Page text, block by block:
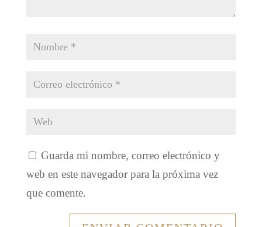
Guarda mi nombre, correo electrónico y
web en este navegador para la próxima vez
que comente.